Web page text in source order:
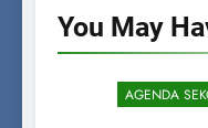
You May
AGENDA